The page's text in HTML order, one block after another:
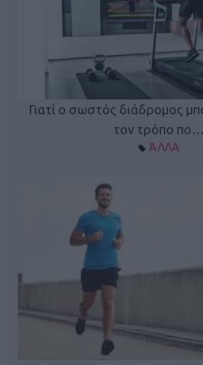
Γιατί ο σωστός διάδρομος
τον τρόπο πο…
ΆΛΛΑ